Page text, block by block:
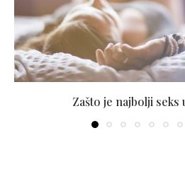
Zašto je najbolji seks